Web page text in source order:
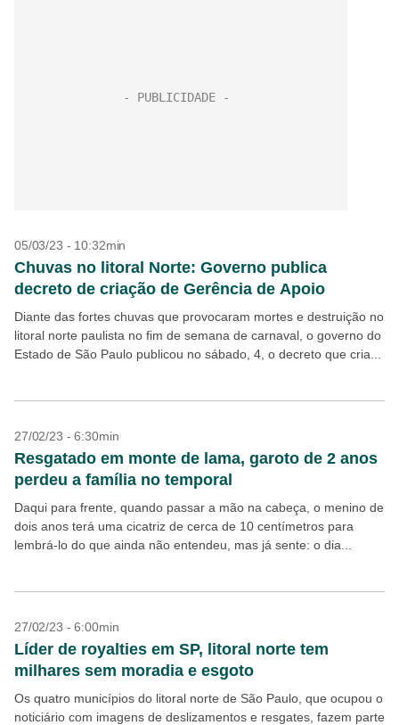
05/03/23 - 10:32min
Chuvas no litoral Norte: Governo publica
decreto de criação de Gerência de Apoio
Diante das fortes chuvas que provocaram mortes e destruição no
litoral norte paulista no fim de semana de carnaval, o governo do
Estado de São Paulo publicou no sábado, 4, o decreto que cria...
27/02/23 - 6:30min
Resgatado em monte de lama, garoto de 2 anos
perdeu a família no temporal
Daqui para frente, quando passar a mão na cabeça, o menino de
dois anos terá uma cicatriz de cerca de 10 centímetros para
lembrá-lo do que ainda não entendeu, mas já sente: o dia...
27/02/23 - 6:00min
Líder de royalties em SP, litoral norte tem
milhares sem moradia e esgoto
Os quatro municípios do litoral norte de São Paulo, que ocupou o
noticiário com imagens de deslizamentos e resgates, fazem parte